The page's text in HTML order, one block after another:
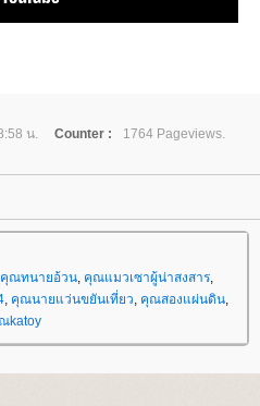
น. Counter :
1764 Pageviews.
คุณทนายอ้วน, คุณแมวเซาผู้น่าสงสาร,
, คุณนายแว่นขยันเที่ยว, คุณสองแผ่นดิน,
katoy